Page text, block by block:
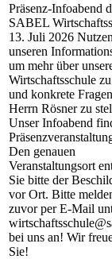
Präsenz-Infoabend
SABEL
13. Juli 2026
unseren
um mehr über
Wirtschaftsschule
und konkrete
Herrn Rösner zu
Unser Infoabend
Den genauen
Veranstaltungsort
Sie bitte der
vor Ort. Bitte
zuvor per E-Mail
bei uns an! Wir
Sie!